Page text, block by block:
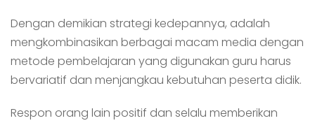
Dengan demikian strategi kedepannya, adalah
mengkombinasikan berbagai macam media dengan
metode pembelajaran yang digunakan guru harus
bervariatif dan menjangkau kebutuhan peserta didik.
Respon orang lain positif dan selalu memberikan